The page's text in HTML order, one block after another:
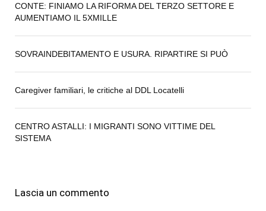
CONTE: FINIAMO LA RIFORMA DEL TERZO SETTORE E
AUMENTIAMO IL 5XMILLE
SOVRAINDEBITAMENTO E USURA. RIPARTIRE SI PUÒ
Caregiver familiari, le critiche al DDL Locatelli
CENTRO ASTALLI: I MIGRANTI SONO VITTIME DEL
SISTEMA
Lascia un commento